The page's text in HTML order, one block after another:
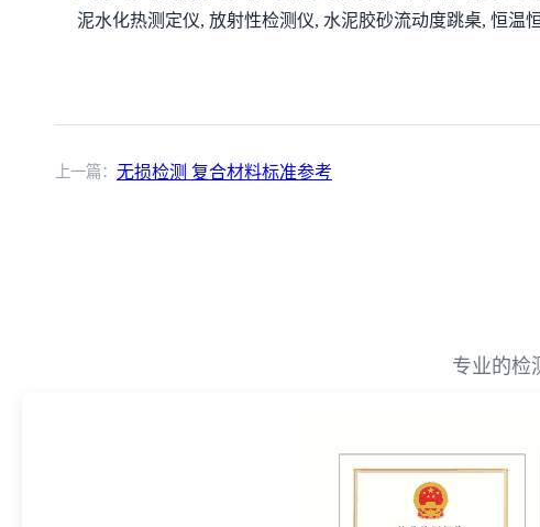
泥水化热测定仪, 放射性检测仪, 水泥胶砂流动度跳桌, 恒温
上一篇： 无损检测 复合材料标准参考
专业的检